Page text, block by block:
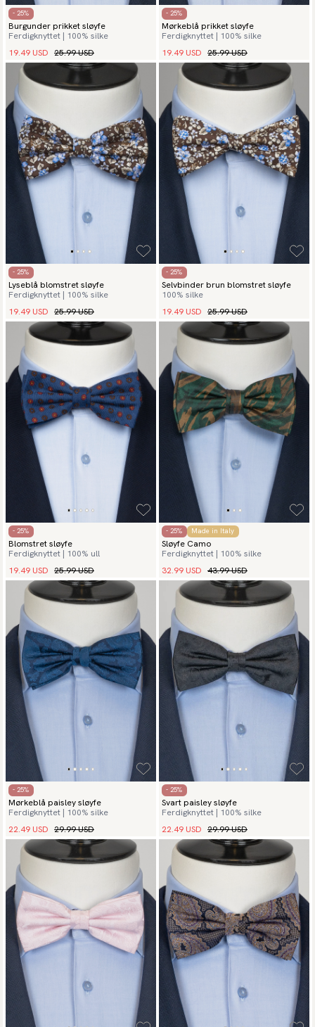
- 25%
Burgunder prikket sløyfe
Ferdigknyttet | 100% silke
19.49 USD 25.99 USD
- 25%
Mørkeblå prikket sløyfe
Ferdigknyttet | 100% silke
19.49 USD 25.99 USD
- 25%
Lyseblå blomstret sløyfe
Ferdigknyttet | 100% silke
19.49 USD 25.99 USD
- 25%
Selvbinder brun blomstret sløyfe
100% silke
19.49 USD 25.99 USD
- 25%
Blomstret sløyfe
Ferdigknyttet | 100% ull
19.49 USD 25.99 USD
- 25% Made in Italy
Sløyfe Camo
Ferdigknyttet | 100% silke
32.99 USD 43.99 USD
- 25%
Mørkeblå paisley sløyfe
Ferdigknyttet | 100% silke
22.49 USD 29.99 USD
- 25%
Svart paisley sløyfe
Ferdigknyttet | 100% silke
22.49 USD 29.99 USD